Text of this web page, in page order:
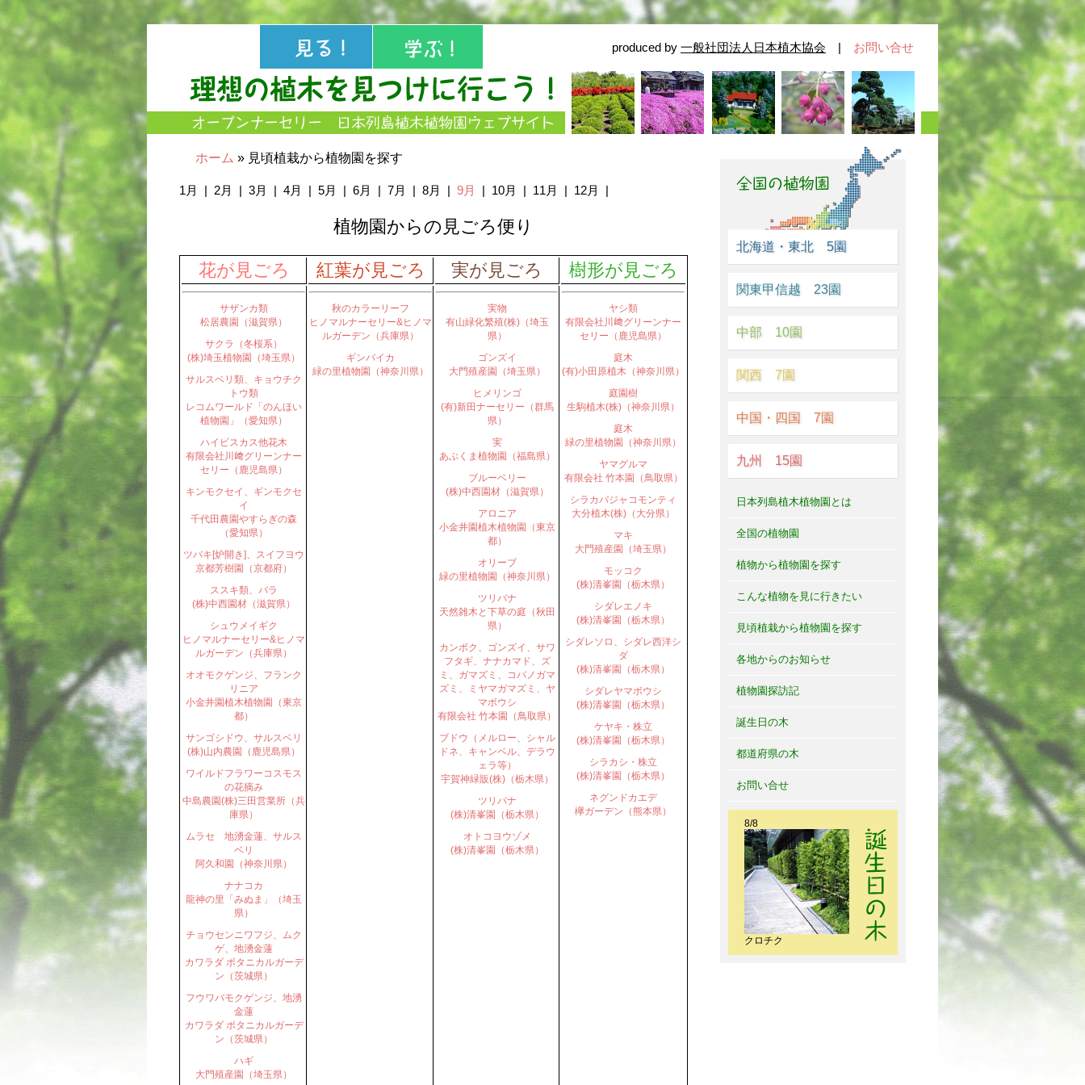
produced by 一般社団法人日本植木協会 | お問い合せ
ホーム » 見頃植栽から植物園を探す
1月 | 2月 | 3月 | 4月 | 5月 | 6月 | 7月 | 8月 | 9月 | 10月 | 11月 | 12月 |
植物園からの見ごろ便り
花が見ごろ 紅葉が見ごろ 実が見ごろ 樹形が見ごろ
サザンカ類
松居農園（滋賀県）
サクラ（冬桜系）
(株)埼玉植物園（埼玉県）
サルスベリ類、キョウチク
トウ類
レコムワールド「のんほい
植物園」（愛知県）
ハイビスカス他花木
有限会社川﨑グリーンナー
セリー（鹿児島県）
キンモクセイ、ギンモクセ
イ
千代田農園やすらぎの森
（愛知県）
ツバキ[炉開き]、スイフヨウ
京都芳樹園（京都府）
ススキ類、バラ
(株)中西園材（滋賀県）
シュウメイギク
ヒノマルナーセリー&ヒノマ
ルガーデン（兵庫県）
オオモクゲンジ、フランク
リニア
小金井園植木植物園（東京
都）
サンゴシドウ、サルスベリ
(株)山内農園（鹿児島県）
ワイルドフラワーコスモス
の花摘み
中島農園(株)三田営業所（兵
庫県）
ムラセ 地湧金蓮、サルス
ベリ
阿久和園（神奈川県）
ナナコカ
龍神の里「みぬま」（埼玉
県）
チョウセンニワフジ、ムク
ゲ、地湧金蓮
カワラダ ボタニカルガーデ
ン（茨城県）
フウワバモクゲンジ、地湧
金蓮
カワラダ ボタニカルガーデ
ン（茨城県）
ハギ
大門殖産園（埼玉県）
秋のカラーリーフ
ヒノマルナーセリー&ヒノマ
ルガーデン（兵庫県）
ギンバイカ
緑の里植物園（神奈川県）
実物
有山緑化繁殖(株)（埼玉
県）
ゴンズイ
大門殖産園（埼玉県）
ヒメリンゴ
(有)新田ナーセリー（群馬
県）
実
あぶくま植物園（福島県）
ブルーベリー
(株)中西園材（滋賀県）
アロニア
小金井園植木植物園（東京
都）
オリーブ
緑の里植物園（神奈川県）
ツリバナ
天然雑木と下草の庭（秋田
県）
カンボク、ゴンズイ、サワ
フタギ、ナナカマド、ズ
ミ、ガマズミ、コバノガマ
ズミ、ミヤマガマズミ、ヤ
マボウシ
有限会社 竹本園（鳥取県）
ブドウ（メルロー、シャル
ドネ、キャンベル、デラウ
ェラ等）
宇賀神緑販(株)（栃木県）
ツリバナ
(株)清峯園（栃木県）
オトコヨウゾメ
(株)清峯園（栃木県）
ヤシ類
有限会社川﨑グリーンナー
セリー（鹿児島県）
庭木
(有)小田原植木（神奈川県）
庭園樹
生駒植木(株)（神奈川県）
庭木
緑の里植物園（神奈川県）
ヤマグルマ
有限会社 竹本園（鳥取県）
シラカバジャコモンティ
大分植木(株)（大分県）
マキ
大門殖産園（埼玉県）
モッコク
(株)清峯園（栃木県）
シダレエノキ
(株)清峯園（栃木県）
シダレソロ、シダレ西洋シ
ダ
(株)清峯園（栃木県）
シダレヤマボウシ
(株)清峯園（栃木県）
ケヤキ・株立
(株)清峯園（栃木県）
シラカシ・株立
(株)清峯園（栃木県）
ネグンドカエデ
欅ガーデン（熊本県）
北海道・東北 5園
関東甲信越 23園
中部 10園
関西 7園
中国・四国 7園
九州 15園
日本列島植木植物園とは
全国の植物園
植物から植物園を探す
こんな植物を見に行きたい
見頃植栽から植物園を探す
各地からのお知らせ
植物園探訪記
誕生日の木
都道府県の木
お問い合せ
8/8
クロチク